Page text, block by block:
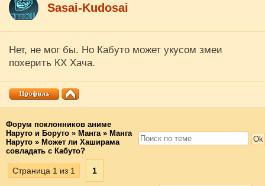
Sasai-Kudosai
Нет, не мог бы. Но Кабуто может укусом змеи
похерить КХ Хача.
Форум поклонников аниме
Наруто и Боруто » Манга » Манга
Наруто » Может ли Хаширама
совладать с Кабуто?
Страница 1 из 1 1